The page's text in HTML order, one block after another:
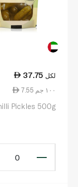
37.75 لكل
7.55 ١٠٠ جم
Pickles 500g
0